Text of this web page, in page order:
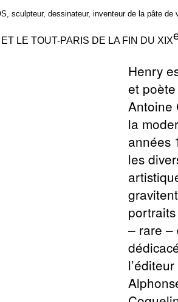
dessinateur, inventeur de la pâte de
LE TOUT-PARIS DE LA FIN DU XIX
Henry
et
Antoine
la
années
les
– rare –